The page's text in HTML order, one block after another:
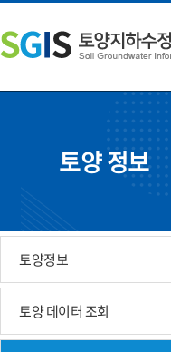
문
내
용
쪽
메
뉴
단
주
소
토양 정보
토양정보
토양 데이터 조회